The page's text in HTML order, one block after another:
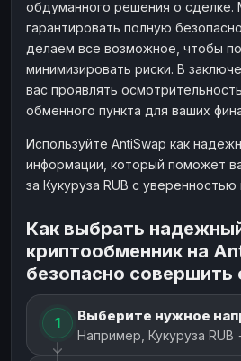
обдуманного решения о
гарантировать полную
делаем все возможное, чтобы
минимизировать риски. В
вас проявлять
обменного пункта для ваших
Используйте AntiSwap как
информации, который поможет
за Кукуруза RUB с
Как выбрать
криптообменник на
безопасно совершить
1 Выберите нужное
Например, Кукуруза RUB